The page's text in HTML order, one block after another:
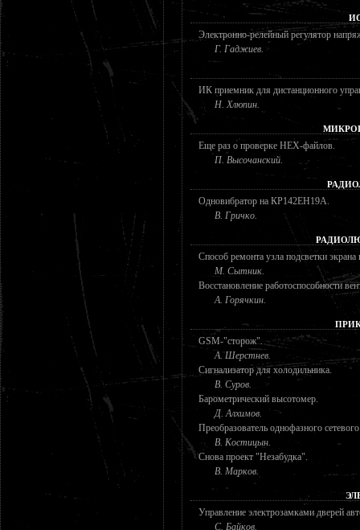
Электронно-релейный регулятор
Г. Гаджиев.
ИК приемник для дистанционного
Н. Хлюпин.
Еще раз о проверке HEX-файлов.
П. Высочанский.
Одновибратор на КР142ЕН19А.
В. Гричко.
Способ ремонта узла подсветки
М. Сытник.
Восстановление работоспособности
А. Горячкин.
GSM-"сторож".
А. Шерстнев.
Сигнализатор для холодильника.
В. Суров.
Барометрический высотомер.
Д. Алхимов.
Преобразователь однофазного
В. Костицын.
Снова проект "Незабудка".
В. Марков.
Управление электрозамками дверей
С. Байков.